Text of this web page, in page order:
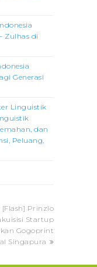
Zulhas di
Generasi
Linguistik
dan
Peluang,
next
post:
[Flash] Prinzio
Startup
Gogoprint
Singapura